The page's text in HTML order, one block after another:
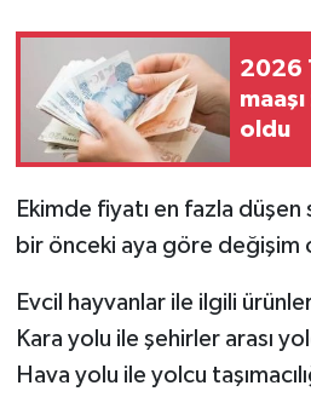
2026
oldu
Ekimde fiyatı en fazla
bir önceki aya göre değişim
Evcil hayvanlar ile ilgili
Kara yolu ile şehirler arası
Hava yolu ile yolcu